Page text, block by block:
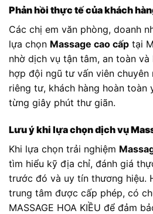
Phản hồi thực tế của khách
Các chị em văn phòng, doanh
lựa chọn Massage cao cấp tại
nhờ dịch vụ tận tâm, an toàn và
hợp đội ngũ tư vấn viên chuyên
riêng tư, khách hàng hoàn toàn
từng giây phút thư giãn.
Lưu ý khi lựa chọn dịch vụ
Khi lựa chọn trải nghiệm
tìm hiểu kỹ địa chỉ, đánh giá
trước đó và uy tín thương hiệu.
trung tâm được cấp phép, có
MASSAGE HOA KIỀU để đảm